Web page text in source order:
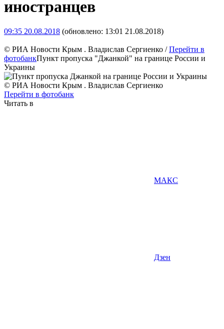
иностранцев
09:35 20.08.2018 (обновлено: 13:01 21.08.2018)
© РИА Новости Крым . Владислав Сергиенко /Перейти в
фотобанкПункт пропуска "Джанкой" на границе России и
Украины
© РИА Новости Крым . Владислав Сергиенко
Перейти в фотобанк
Читать в
МАКС
Дзен